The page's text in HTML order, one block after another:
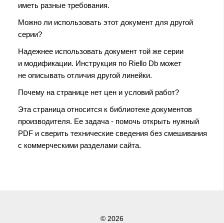
иметь разные требования.
Можно ли использовать этот документ для другой
серии?
Надежнее использовать документ той же серии
и модификации. Инструкция по Riello Db может
не описывать отличия другой линейки.
Почему на странице нет цен и условий работ?
Эта страница относится к библиотеке документов
производителя. Ее задача - помочь открыть нужный
PDF и сверить технические сведения без смешивания
с коммерческими разделами сайта.
© 2026